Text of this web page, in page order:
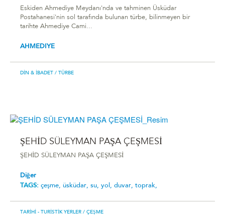
Eskiden Ahmediye Meydanı'nda ve tahminen Üsküdar
Postahanesi'nin sol tarafında bulunan türbe, bilinmeyen bir
tarihte Ahmediye Cami...
AHMEDIYE
DIN & İBADET / TÜRBE
ŞEHİD SÜLEYMAN PAŞA ÇEŞMESİ
ŞEHİD SÜLEYMAN PAŞA ÇEŞMESİ
Diğer
TAGS: çeşme, üsküdar, su, yol, duvar, toprak,
TARIHI - TURISTIK YERLER / ÇEŞME